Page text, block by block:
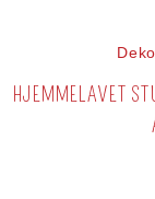
HJEMMELAVET